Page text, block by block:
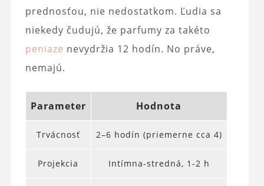
prednosťou, nie nedostatkom. Ľudia sa
niekedy čudujú, že parfumy za takéto
peniaze nevydržia 12 hodín. No práve,
nemajú.
Parameter Hodnota
Trvácnosť 2–6 hodín (priemerne cca 4)
Projekcia Intímna-stredná, 1-2 h